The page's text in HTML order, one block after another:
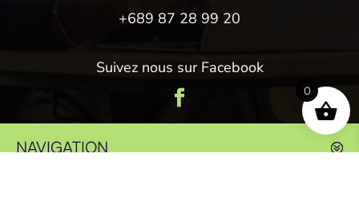
+689 87 28 99 20
Suivez nous sur Facebook
NAVIGATION
0